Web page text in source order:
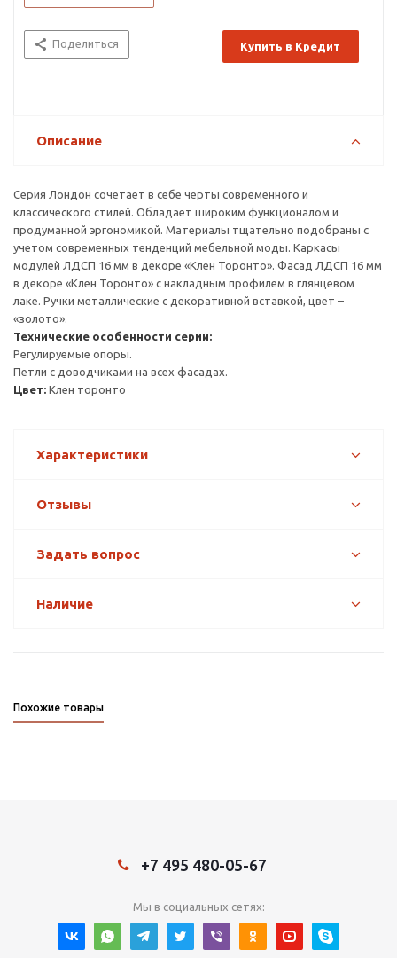
Поделиться Купить в Кредит
Описание
Серия Лондон сочетает в себе черты современного и
классического стилей. Обладает широким функционалом и
продуманной эргономикой. Материалы тщательно подобраны с
учетом современных тенденций мебельной моды. Каркасы
модулей ЛДСП 16 мм в декоре «Клен Торонто». Фасад ЛДСП 16 мм
в декоре «Клен Торонто» с накладным профилем в глянцевом
лаке. Ручки металлические с декоративной вставкой, цвет –
«золото».
Технические особенности серии:
Регулируемые опоры.
Петли с доводчиками на всех фасадах.
Цвет: Клен торонто
Характеристики
Отзывы
Задать вопрос
Наличие
Похожие товары
+7 495 480-05-67
Мы в социальных сетях: